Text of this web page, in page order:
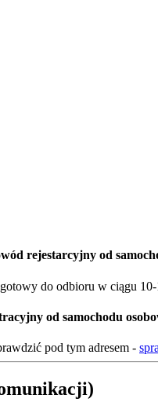
rejestarcyjny od
do odbioru w ciągu
od samochodu
pod tym adresem -